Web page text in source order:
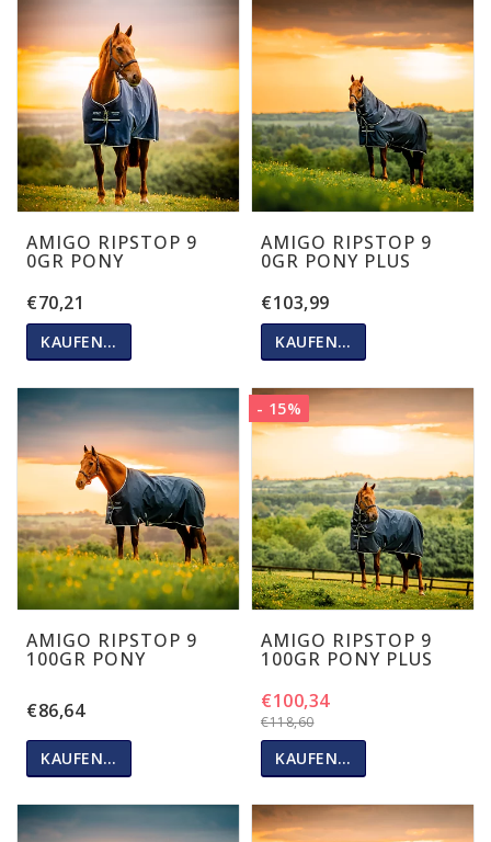
AMIGO RIPSTOP 9
0GR PONY
€70,21
KAUFEN…
AMIGO RIPSTOP 9
0GR PONY PLUS
€103,99
KAUFEN…
AMIGO RIPSTOP 9
100GR PONY
€86,64
KAUFEN…
- 15%
AMIGO RIPSTOP 9
100GR PONY PLUS
€118,60
€100,34
KAUFEN…